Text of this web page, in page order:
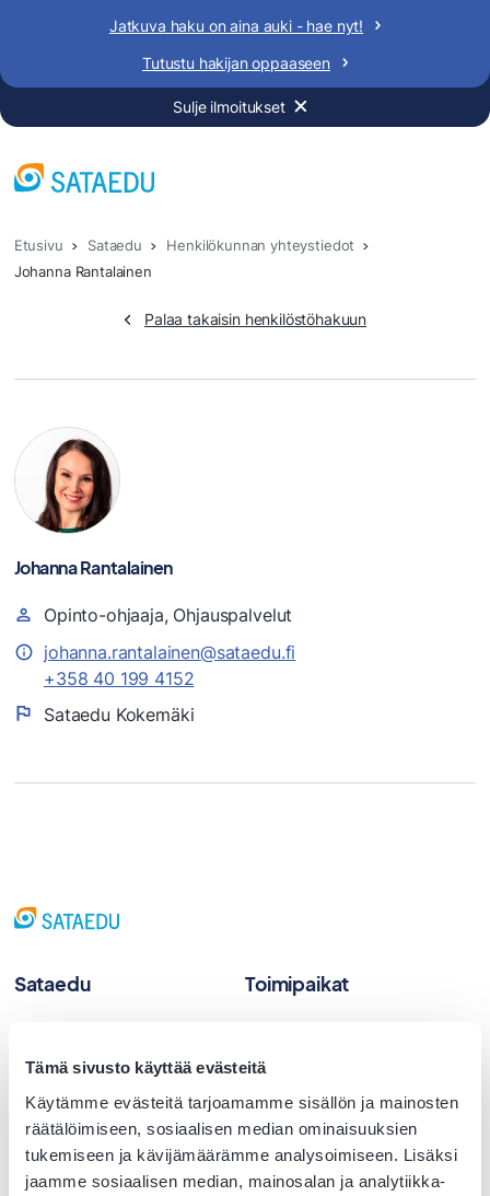
Tämä sivusto käyttää evästeitä
Käytämme evästeitä tarjoamamme sisällön ja mainosten
räätälöimiseen, sosiaalisen median ominaisuuksien
tukemiseen ja kävijämäärämme analysoimiseen. Lisäksi
jaamme sosiaalisen median, mainosalan ja analytiikka-
Jatkuva haku on aina auki - hae nyt!
Tutustu hakijan oppaaseen
Sulje ilmoitukset
Etusivu Sataedu
Henkilökunnan yhteystiedot
Johanna Rantalainen
Palaa takaisin henkilöstöhakuun
Johanna Rantalainen
Opinto-ohjaaja, Ohjauspalvelut
johanna.rantalainen@sataedu.fi
+358 40 199 4152
Sataedu Kokemäki
Sataedu
Y-tunnus 0203929-1
Kaikki yhteystiedot
Tilaa tai peruuta
uutiskirjeemme
Toimipaikat
Huittinen
Kokemäki
Nakkila
Ulvila
Parkano